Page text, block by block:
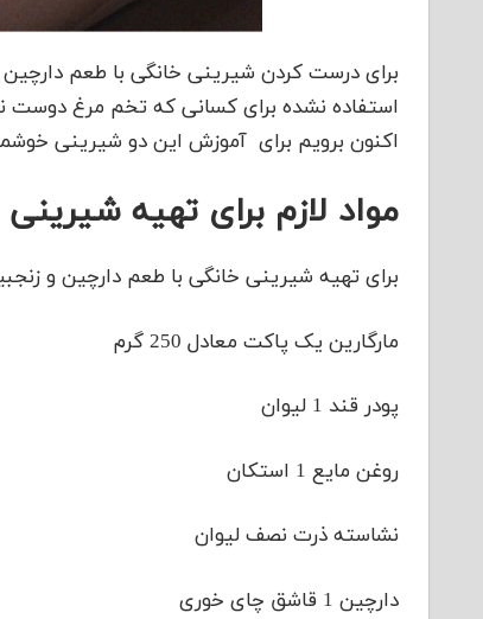
برای درست کردن شیرینی خانگی با طعم
استفاده نشده برای کسانی که تخم مرغ دوست
اکنون برویم برای آموزش این دو شیرینی
مواد لازم برای تهیه
برای تهیه شیرینی خانگی با طعم دارچین و
مارگارین یک پاکت معادل 250 گرم
پودر قند 1 لیوان
روغن مایع 1 استکان
نشاسته ذرت نصف لیوان
دارچین 1 قاشق چای خوری